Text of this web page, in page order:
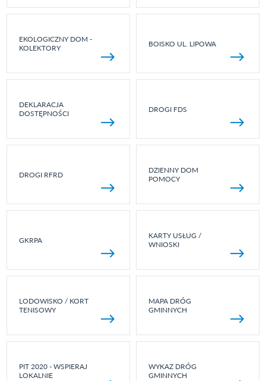
EKOLOGICZNY DOM -
KOLEKTORY
BOISKO UL. LIPOWA
DEKLARACJA
DOSTĘPNOŚCI
DROGI FDS
DROGI RFRD
DZIENNY DOM
POMOCY
GKRPA
KARTY USŁUG /
WNIOSKI
LODOWISKO / KORT
TENISOWY
MAPA DRÓG
GMINNYCH
PIT 2020 - WSPIERAJ
LOKALNIE
WYKAZ DRÓG
GMINNYCH